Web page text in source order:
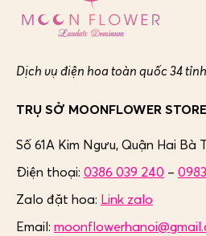
Dịch vụ điện hoa toàn quốc 34
TRỤ SỞ MOONFLOWER STORE
Số 61A Kim Ngưu, Quận Hai Bà
Điện thoại: 0386 039 240 –
Zalo đặt hoa: Link zalo
Email: